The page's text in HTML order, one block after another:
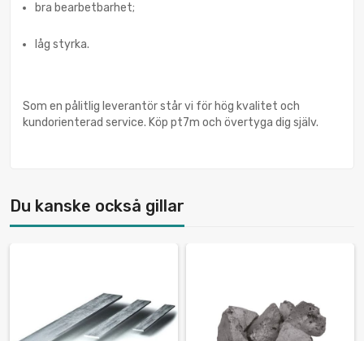
bra bearbetbarhet;
låg styrka.
Som en pålitlig leverantör står vi för hög kvalitet och
kundorienterad service. Köp pt7m och övertyga dig själv.
Du kanske också gillar